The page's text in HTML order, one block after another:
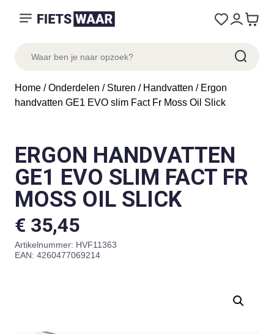
Home /Onderdelen / Sturen / Handvatten / Ergon
handvatten GE1 EVO slim Fact Fr Moss Oil Slick
ERGON HANDVATTEN
GE1 EVO SLIM FACT FR
MOSS OIL SLICK
€ 35,45
Artikelnummer: HVF11363
EAN: 4260477069214